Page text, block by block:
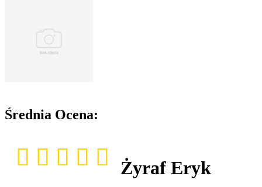
Średnia Ocena:
Żyraf Eryk